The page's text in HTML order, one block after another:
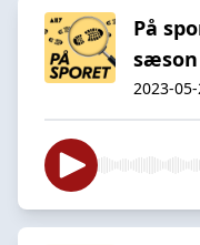
På
sæson
2023-